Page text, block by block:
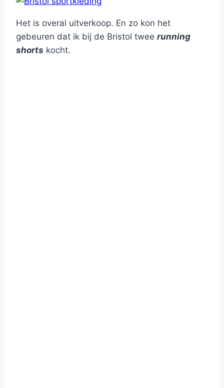
Het is overal uitverkoop. En zo kon het
gebeuren dat ik bij de Bristol twee running
shorts kocht.